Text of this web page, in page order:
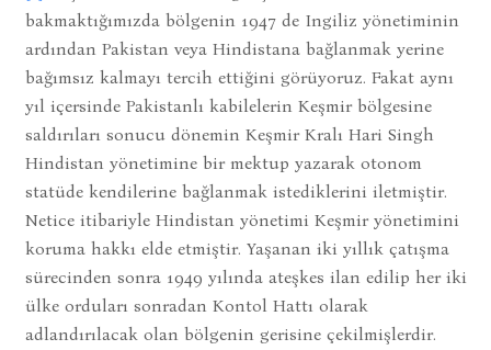
bakmaktığımızda bölgenin 1947 de Ingiliz yönetiminin
ardından Pakistan veya Hindistana bağlanmak yerine
bağımsız kalmayı tercih ettiğini görüyoruz. Fakat aynı
yıl içersinde Pakistanlı kabilelerin Keşmir bölgesine
saldırıları sonucu dönemin Keşmir Kralı Hari Singh
Hindistan yönetimine bir mektup yazarak otonom
statüde kendilerine bağlanmak istediklerini iletmiştir.
Netice itibariyle Hindistan yönetimi Keşmir yönetimini
koruma hakkı elde etmiştir. Yaşanan iki yıllık çatışma
sürecinden sonra 1949 yılında ateşkes ilan edilip her iki
ülke orduları sonradan Kontol Hattı olarak
adlandırılacak olan bölgenin gerisine çekilmişlerdir.